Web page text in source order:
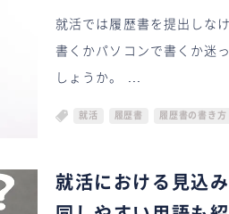
就活では履歴書を提出しな
書くかパソコンで書くか迷
しょうか。 ...
就活 履歴書 履歴書の書き方
就活における見込